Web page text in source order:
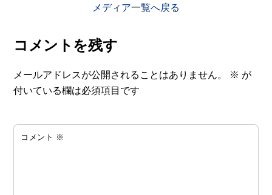
メディア一覧へ戻る
コメントを残す
メールアドレスが公開されることはありません。 ※ が
付いている欄は必須項目です
コメント ※